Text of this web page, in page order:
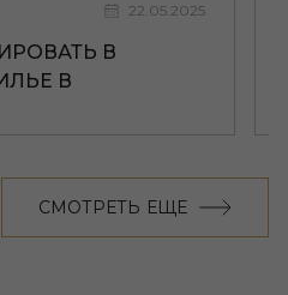
22.05.2025
В
В
СМОТРЕТЬ ЕЩЕ